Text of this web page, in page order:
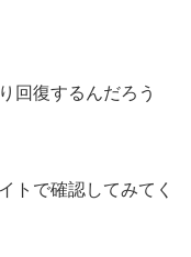
回復するんだろう
トで確認してみてく